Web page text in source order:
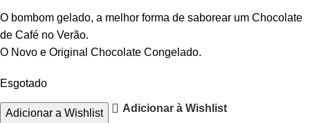
O bombom gelado, a melhor forma de saborear um Chocolate
de Café no Verão.
O Novo e Original Chocolate Congelado.
Esgotado
Adicionar a Wishlist Adicionar à Wishlist